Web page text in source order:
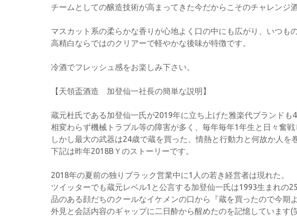
チームとしての醸造技術が高まってきた今だからこそのチャレンジ酒
マスカット系の柔らかな香りが心地よく口の中にも広がり、いつも
高精白ならではのクリアーで軽やかな後味が特徴です。
冷酒でフレッシュ感をお楽しみ下さい。
【天領盃酒造 加登仙一社長の簡単な説明】
蔵元杜氏である加登仙一氏が2019年に立ち上げた雅楽代ブランドも4
相変わらず機械トラブル等の障害が多く、毎年毎年1年生と日々奮戦
しかし最大の武器は24歳で蔵を買った、情熱と行動力と何故か人を
下記は昨年2018BＹのストーリーです。
2018年の夏前の独りブラック営業中に1人の若き経営者は現れた。
ツイッターでも蔵元レベル1と公言する加登仙一氏は1993生まれの
品のある顔だちのクールなイケメンの口から『蔵を買ったので今期
外見と会話内容のギャップに二日酔から醒めたのを記憶しています(